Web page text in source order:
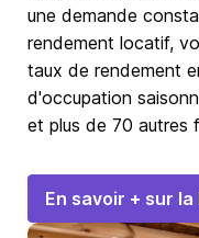
une demande
rendement locatif,
taux de rendement
d'occupation
et plus de 70 autres
En savoir + sur